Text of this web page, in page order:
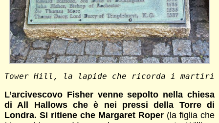
Tower Hill, la lapide che ricorda i martiri
L’arcivescovo Fisher venne sepolto nella chiesa
di All Hallows che è nei pressi della Torre di
Londra. Si ritiene che Margaret Roper (la figlia che